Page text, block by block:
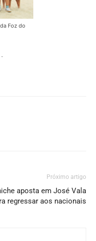
Foz do
-
Próximo artigo
aposta em José Vala
regressar aos nacionais